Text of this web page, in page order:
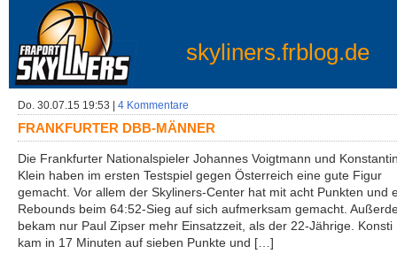
skyliners.frblog.de
Do. 30.07.15 19:53 | 4 Kommentare
FRANKFURTER DBB-MÄNNER
Die Frankfurter Nationalspieler Johannes Voigtmann und
Klein haben im ersten Testspiel gegen Österreich eine gute Figur
gemacht. Vor allem der Skyliners-Center hat mit acht Punkten und
Rebounds beim 64:52-Sieg auf sich aufmerksam gemacht.
bekam nur Paul Zipser mehr Einsatzzeit, als der 22-Jährige. Konsti
kam in 17 Minuten auf sieben Punkte und […]